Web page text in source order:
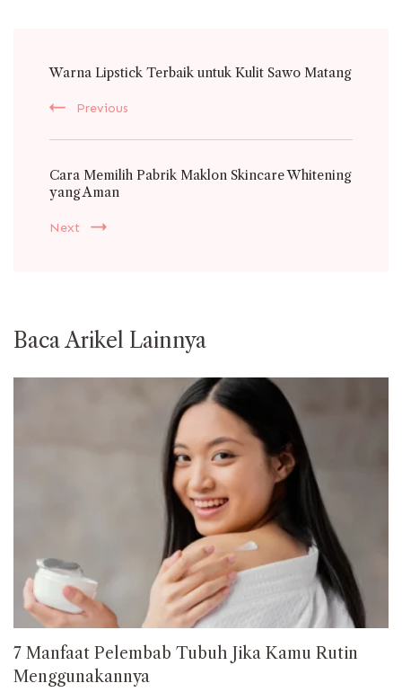
Navigation
Warna Lipstick Terbaik untuk Kulit Sawo Matang
Previous
Cara Memilih Pabrik Maklon Skincare Whitening
yang Aman
Next
Baca Arikel Lainnya
7 Manfaat Pelembab Tubuh Jika Kamu Rutin
Menggunakannya